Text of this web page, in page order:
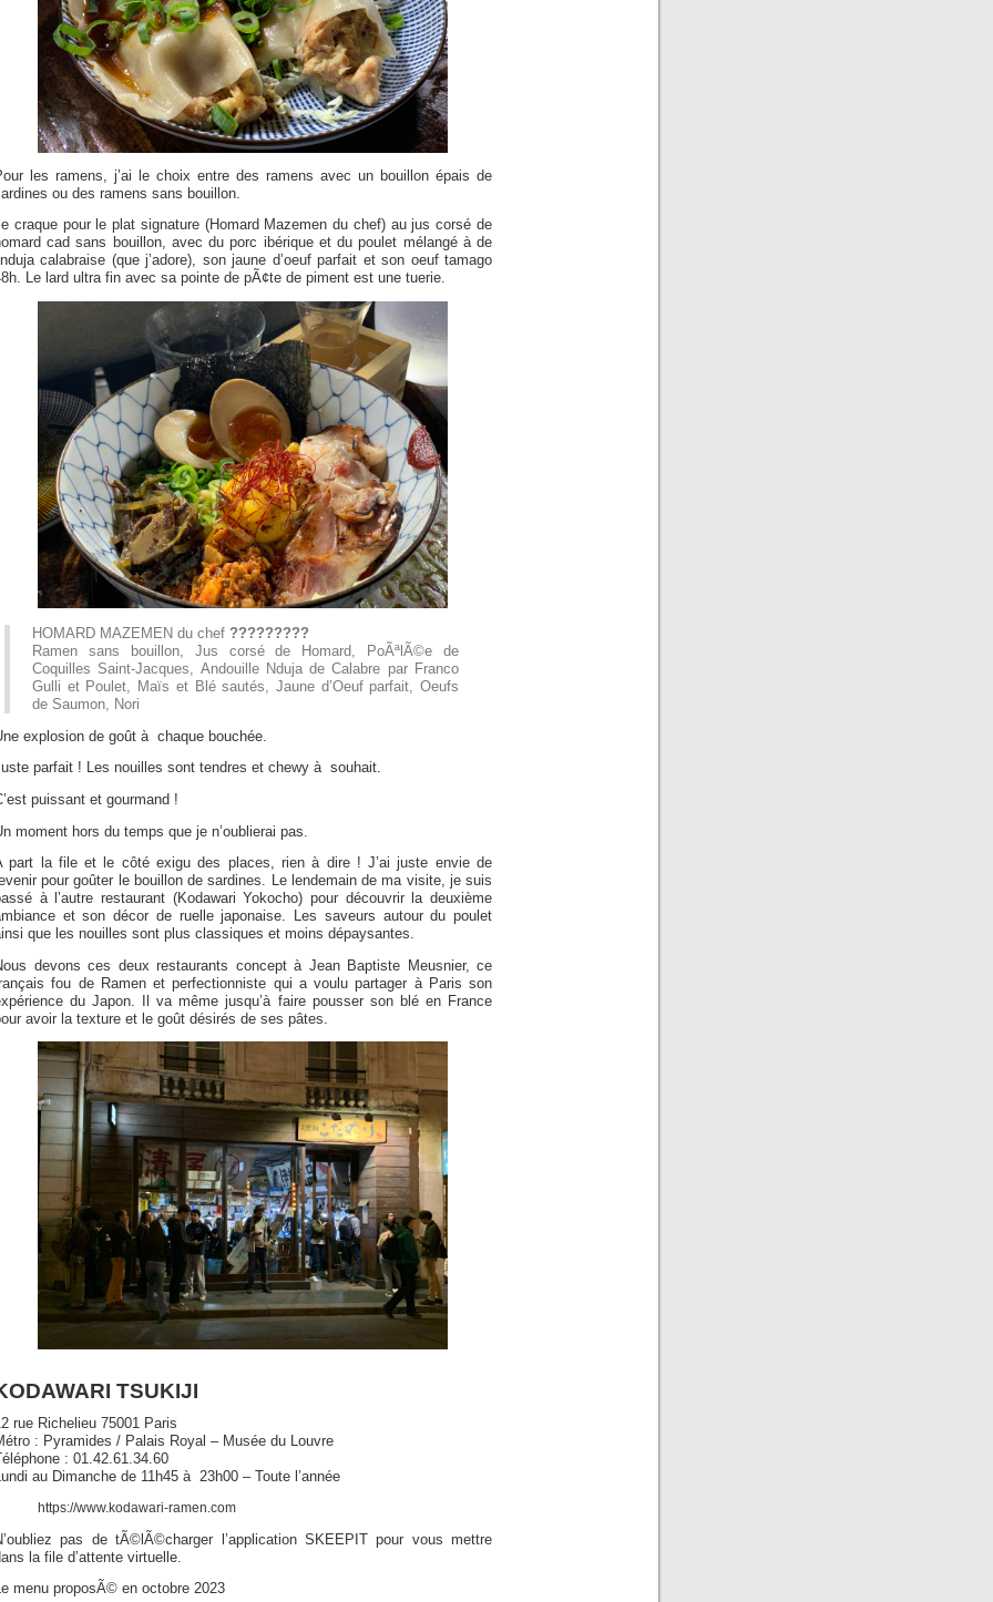
les ramens, j’ai le choix entre des ramens avec un bouillon épais de
ou des ramens sans bouillon.
craque pour le plat signature (Homard Mazemen du chef) au jus corsé de
cad sans bouillon, avec du porc ibérique et du poulet mélangé à de
calabraise (que j’adore), son jaune d’oeuf parfait et son oeuf tamago
Le lard ultra fin avec sa pointe de pÃ¢te de piment est une tuerie.
HOMARD MAZEMEN du chef ?????????
Ramen sans bouillon, Jus corsé de Homard, PoÃªlÃ©e de
Coquilles Saint-Jacques, Andouille Nduja de Calabre par Franco
Gulli et Poulet, Maïs et Blé sautés, Jaune d’Oeuf parfait, Oeufs
de Saumon, Nori
explosion de goût à chaque bouchée.
parfait ! Les nouilles sont tendres et chewy à souhait.
puissant et gourmand !
moment hors du temps que je n’oublierai pas.
part la file et le côté exigu des places, rien à dire ! J’ai juste envie de
pour goûter le bouillon de sardines. Le lendemain de ma visite, je suis
à l’autre restaurant (Kodawari Yokocho) pour découvrir la deuxième
et son décor de ruelle japonaise. Les saveurs autour du poulet
que les nouilles sont plus classiques et moins dépaysantes.
devons ces deux restaurants concept à Jean Baptiste Meusnier, ce
fou de Ramen et perfectionniste qui a voulu partager à Paris son
du Japon. Il va même jusqu’à faire pousser son blé en France
avoir la texture et le goût désirés de ses pâtes.
TSUKIJI
rue Richelieu 75001 Paris
: Pyramides / Palais Royal – Musée du Louvre
: 01.42.61.34.60
au Dimanche de 11h45 à 23h00 – Toute l’année
https://www.kodawari-ramen.com
pas de tÃ©lÃ©charger l’application SKEEPIT pour vous mettre
la file d’attente virtuelle.
menu proposÃ© en octobre 2023